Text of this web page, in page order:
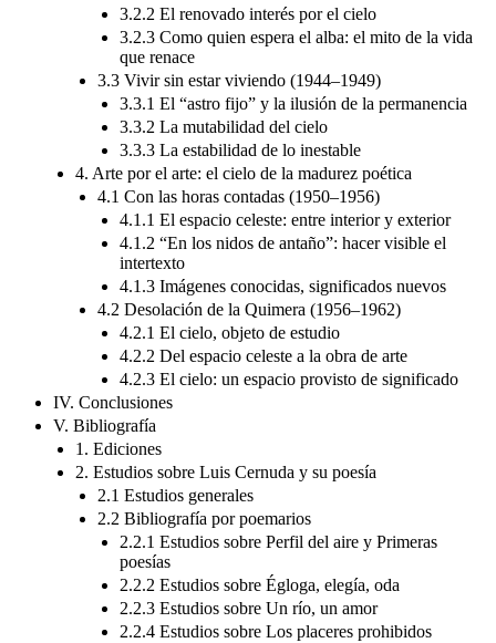
3.2.2 El renovado interés por el cielo
3.2.3 Como quien espera el alba: el mito de la vida
que renace
3.3 Vivir sin estar viviendo (1944–1949)
3.3.1 El “astro fijo” y la ilusión de la permanencia
3.3.2 La mutabilidad del cielo
3.3.3 La estabilidad de lo inestable
4. Arte por el arte: el cielo de la madurez poética
4.1 Con las horas contadas (1950–1956)
4.1.1 El espacio celeste: entre interior y exterior
4.1.2 “En los nidos de antaño”: hacer visible el
intertexto
4.1.3 Imágenes conocidas, significados nuevos
4.2 Desolación de la Quimera (1956–1962)
4.2.1 El cielo, objeto de estudio
4.2.2 Del espacio celeste a la obra de arte
4.2.3 El cielo: un espacio provisto de significado
IV. Conclusiones
V. Bibliografía
1. Ediciones
2. Estudios sobre Luis Cernuda y su poesía
2.1 Estudios generales
2.2 Bibliografía por poemarios
2.2.1 Estudios sobre Perfil del aire y Primeras
poesías
2.2.2 Estudios sobre Égloga, elegía, oda
2.2.3 Estudios sobre Un río, un amor
2.2.4 Estudios sobre Los placeres prohibidos